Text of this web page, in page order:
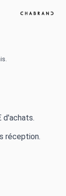
d'achats.
réception.